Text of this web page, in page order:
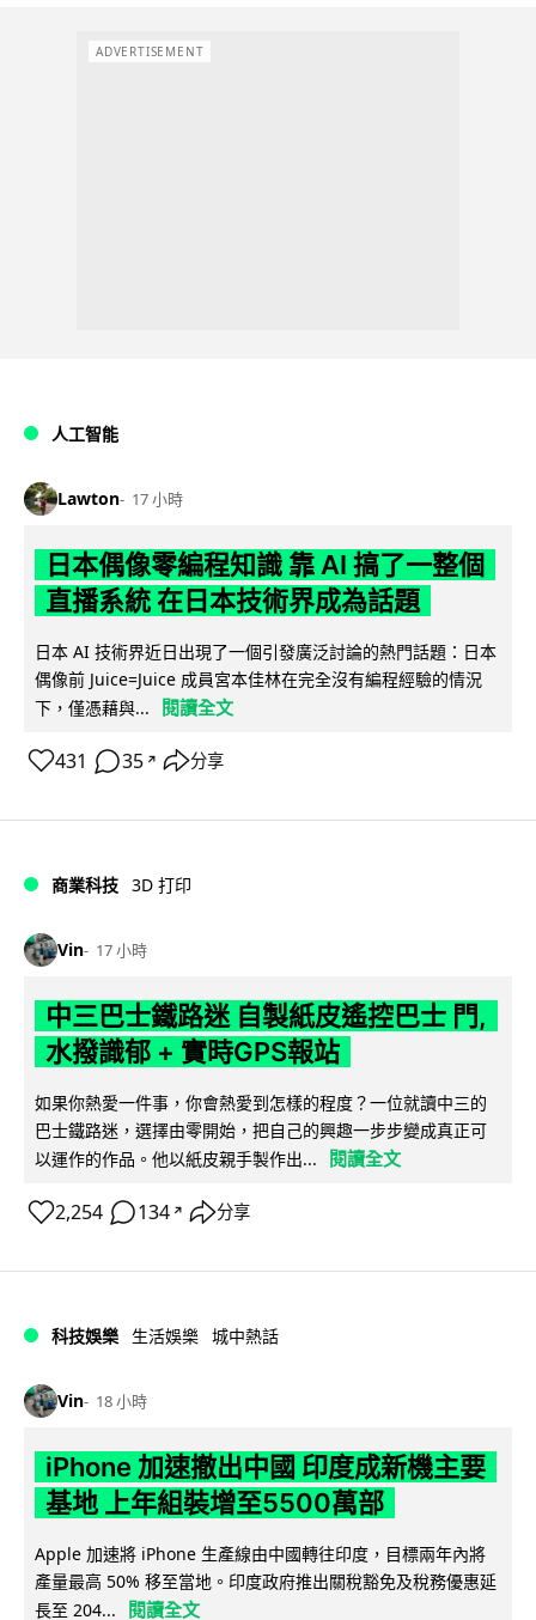
ADVERTISEMENT
人工智能
Lawton 17 小時
日本偶像零編程知識 靠 AI 搞了一整個
直播系統 在日本技術界成為話題
日本 AI 技術界近日出現了一個引發廣泛討論的熱門話題：日本
偶像前 Juice=Juice 成員宮本佳林在完全沒有編程經驗的情況
下，僅憑藉與...
閱讀全文
431 35 ↗ 分享
商業科技 3D 打印
Vin 17 小時
中三巴士鐵路迷 自製紙皮遙控巴士 門,
水撥識郁 + 實時GPS報站
如果你熱愛一件事，你會熱愛到怎樣的程度？一位就讀中三的
巴士鐵路迷，選擇由零開始，把自己的興趣一步步變成真正可
以運作的作品。他以紙皮親手製作出...
閱讀全文
2,254 134 ↗ 分享
科技娛樂 生活娛樂 城中熱話
Vin 18 小時
iPhone 加速撤出中國 印度成新機主要
基地 上年組裝增至5500萬部
Apple 加速將 iPhone 生產線由中國轉往印度，目標兩年內將
產量最高 50% 移至當地。印度政府推出關稅豁免及稅務優惠延
長至 204...
閱讀全文